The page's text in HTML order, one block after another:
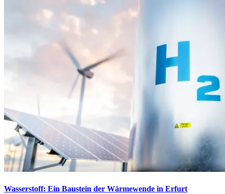
Wasserstoff: Ein Baustein der Wärmewende in Erfurt